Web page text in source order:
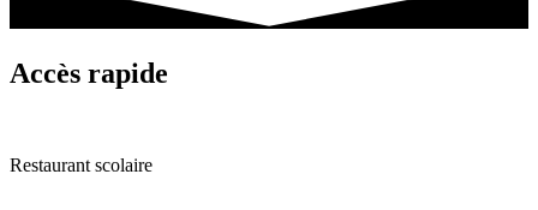
Accès rapide
Restaurant scolaire